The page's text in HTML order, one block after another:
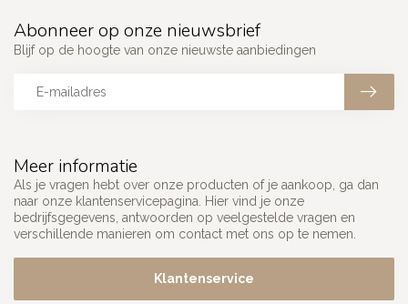
Meer informatie
Als je vragen hebt over onze producten of je aankoop, ga dan
naar onze klantenservicepagina. Hier vind je onze
bedrijfsgegevens, antwoorden op veelgestelde vragen en
verschillende manieren om contact met ons op te nemen.
Klantenservice
Abonneer op onze nieuwsbrief
Blijf op de hoogte van onze nieuwste aanbiedingen